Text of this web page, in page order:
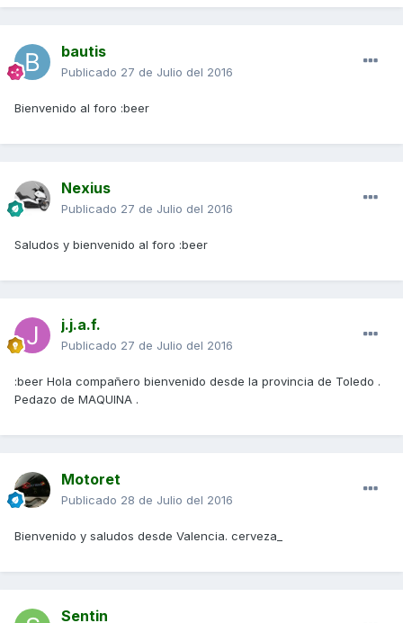
bautis
Publicado 27 de Julio del 2016
Bienvenido al foro :beer
Nexius
Publicado 27 de Julio del 2016
Saludos y bienvenido al foro :beer
j.j.a.f.
Publicado 27 de Julio del 2016
:beer Hola compañero bienvenido desde la provincia de Toledo .
Pedazo de MAQUINA .
Motoret
Publicado 28 de Julio del 2016
Bienvenido y saludos desde Valencia. cerveza_
Sentin